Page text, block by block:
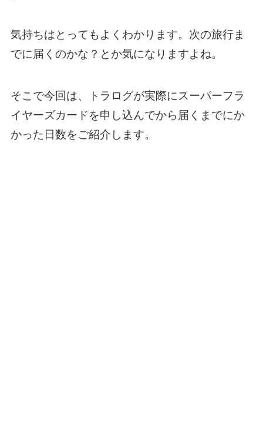
気持ちはとってもよくわかります。次の旅行ま
でに届くのかな？とか気になりますよね。
そこで今回は、トラログが実際にスーパーフラ
イヤーズカードを申し込んでから届くまでにか
かった日数をご紹介します。